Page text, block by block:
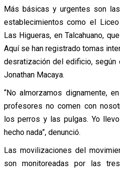
Más básicas y urgentes son
establecimientos como el
Las Higueras, en Talcahuano,
Aquí se han registrado tomas
desratización del edificio,
Jonathan Macaya.
“No almorzamos dignamente,
profesores no comen con
los perros y las pulgas. Yo
hecho nada”, denunció.
Las movilizaciones del
son monitoreadas por las